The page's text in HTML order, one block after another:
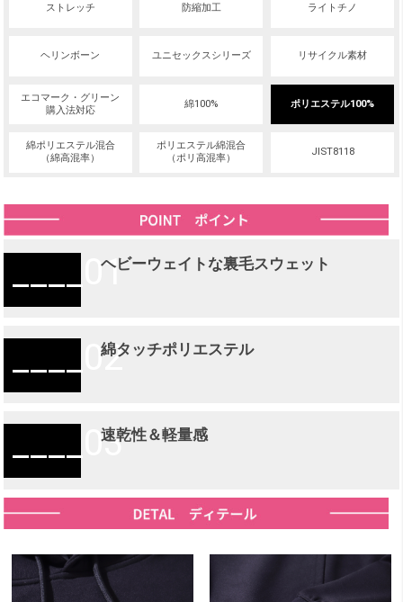
ストレッチ 防縮加工 ライトチノ
ヘリンボーン ユニセックスシリーズ リサイクル素材
エコマーク・グリーン
購入法対応
綿100% ポリエステル100%
綿ポリエステル混合
（綿高混率）
ポリエステル綿混合
（ポリ高混率）
JIST8118
01
ヘビーウェイトな裏毛スウェット
02
綿タッチポリエステル
03
速乾性＆軽量感